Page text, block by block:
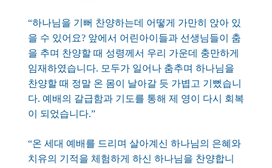
“하나님을 기뻐 찬양하는데 어떻게 가만히 앉아 있
을 수 있어요? 앞에서 어린아이들과 선생님들이 춤
을 추며 찬양할 때 성령께서 우리 가운데 충만하게
임재하였습니다. 모두가 일어나 춤추며 하나님을
찬양할 때 정말 온 몸이 날아갈 듯 가볍고 기뻤습니
다. 예배의 갈급함과 기도를 통해 제 영이 다시 회복
이 되었습니다.”
“온 세대 예배를 드리며 살아계신 하나님의 은혜와
치유의 기적을 체험하게 하신 하나님을 찬양합니